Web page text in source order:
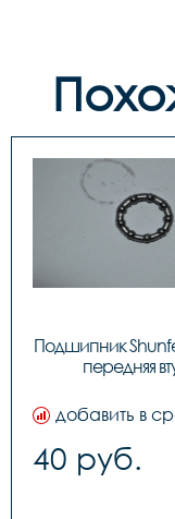
Подшипник
передняя
добавить в
40 руб.